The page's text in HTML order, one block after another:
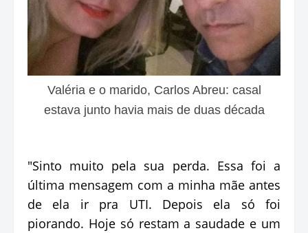
Valéria e o marido, Carlos Abreu: casal
estava junto havia mais de duas década
"Sinto muito pela sua perda. Essa foi a
última mensagem com a minha mãe antes
de ela ir pra UTI. Depois ela só foi
piorando. Hoje só restam a saudade e um